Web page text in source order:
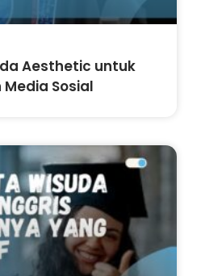
Aesthetic untuk
Sosial